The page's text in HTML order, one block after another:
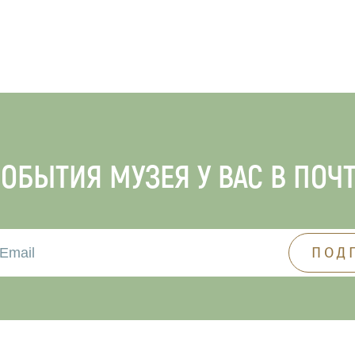
МУЗЕЯ У ВАС В